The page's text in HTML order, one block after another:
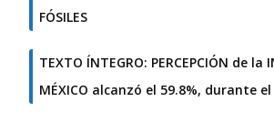
FÓSILES
TEXTO ÍNTEGRO: PERCEPCIÓN de la
MÉXICO alcanzó el 59.8%, durante